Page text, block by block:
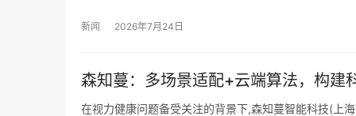
新闻 2026年7月24日
森知蔓：多场景适配+云端算法，构建
在视力健康问题备受关注的背景下,森知蔓智能科技(上